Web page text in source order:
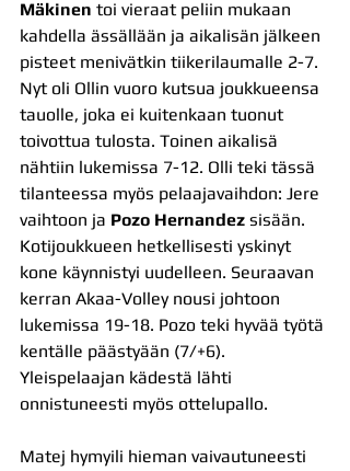
Mäkinen toi vieraat peliin mukaan
kahdella ässällään ja aikalisän jälkeen
pisteet menivätkin tiikerilaumalle 2-7.
Nyt oli Ollin vuoro kutsua joukkueensa
tauolle, joka ei kuitenkaan tuonut
toivottua tulosta. Toinen aikalisä
nähtiin lukemissa 7-12. Olli teki tässä
tilanteessa myös pelaajavaihdon: Jere
vaihtoon ja Pozo Hernandez sisään.
Kotijoukkueen hetkellisesti yskinyt
kone käynnistyi uudelleen. Seuraavan
kerran Akaa-Volley nousi johtoon
lukemissa 19-18. Pozo teki hyvää työtä
kentälle päästyään (7/+6).
Yleispelaajan kädestä lähti
onnistuneesti myös ottelupallo.
Matej hymyili hieman vaivautuneesti